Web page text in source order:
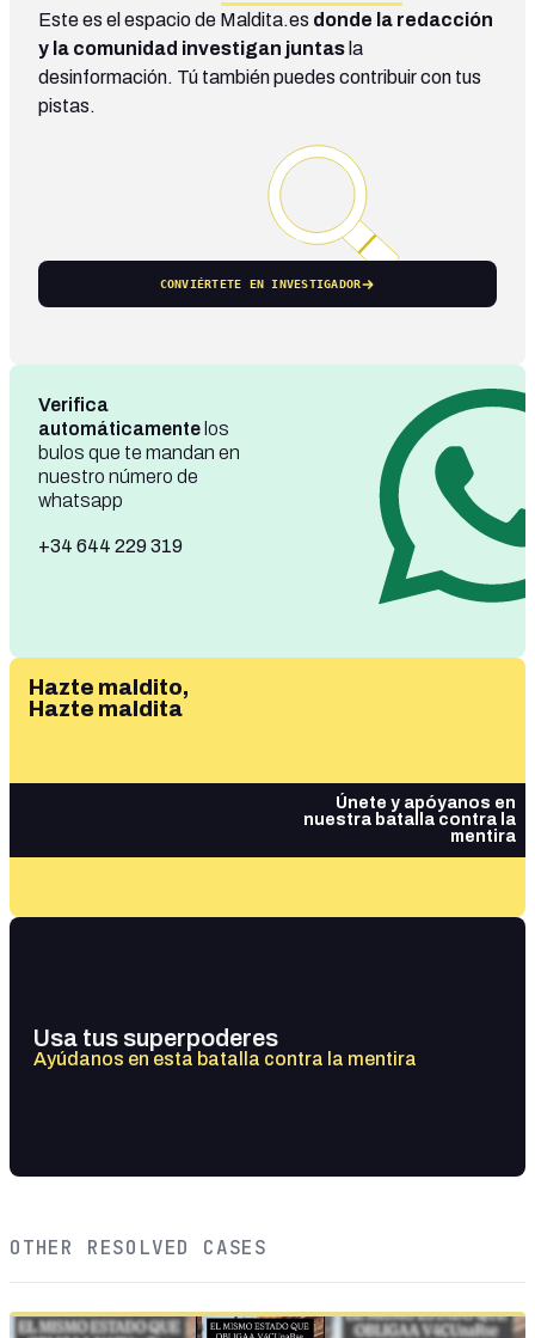
Este es el espacio de Maldita.es donde la redacción
y la comunidad investigan juntas la
desinformación. Tú también puedes contribuir con tus
pistas.
CONVIÉRTETE EN INVESTIGADOR
Verifica
automáticamente los
bulos que te mandan en
nuestro número de
whatsapp
+34 644 229 319
Hazte maldito,
Hazte maldita
Únete y apóyanos en
nuestra batalla contra la
mentira
Usa tus superpoderes
Ayúdanos en esta batalla contra la mentira
OTHER RESOLVED CASES